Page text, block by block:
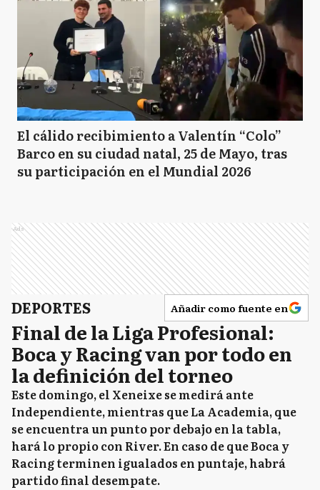
El cálido recibimiento a Valentín “Colo”
Barco en su ciudad natal, 25 de Mayo, tras
su participación en el Mundial 2026
Ads
DEPORTES Añadir como fuente en
Final de la Liga Profesional:
Boca y Racing van por todo en
la definición del torneo
Este domingo, el Xeneixe se medirá ante
Independiente, mientras que La Academia, que
se encuentra un punto por debajo en la tabla,
hará lo propio con River. En caso de que Boca y
Racing terminen igualados en puntaje, habrá
partido final desempate.